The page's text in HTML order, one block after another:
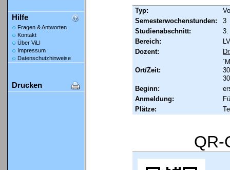
Hilfe
Fragen & Antworten
Kontakt
Über ViLI
Impressum
Datenschutzhinweise
Drucken
Typ:
Semesterwochenstunden:
3
Studienabschnitt:
3.
Bereich:
Dozent:
Ort/Zeit:
Beginn:
Anmeldung:
Plätze:
QR-